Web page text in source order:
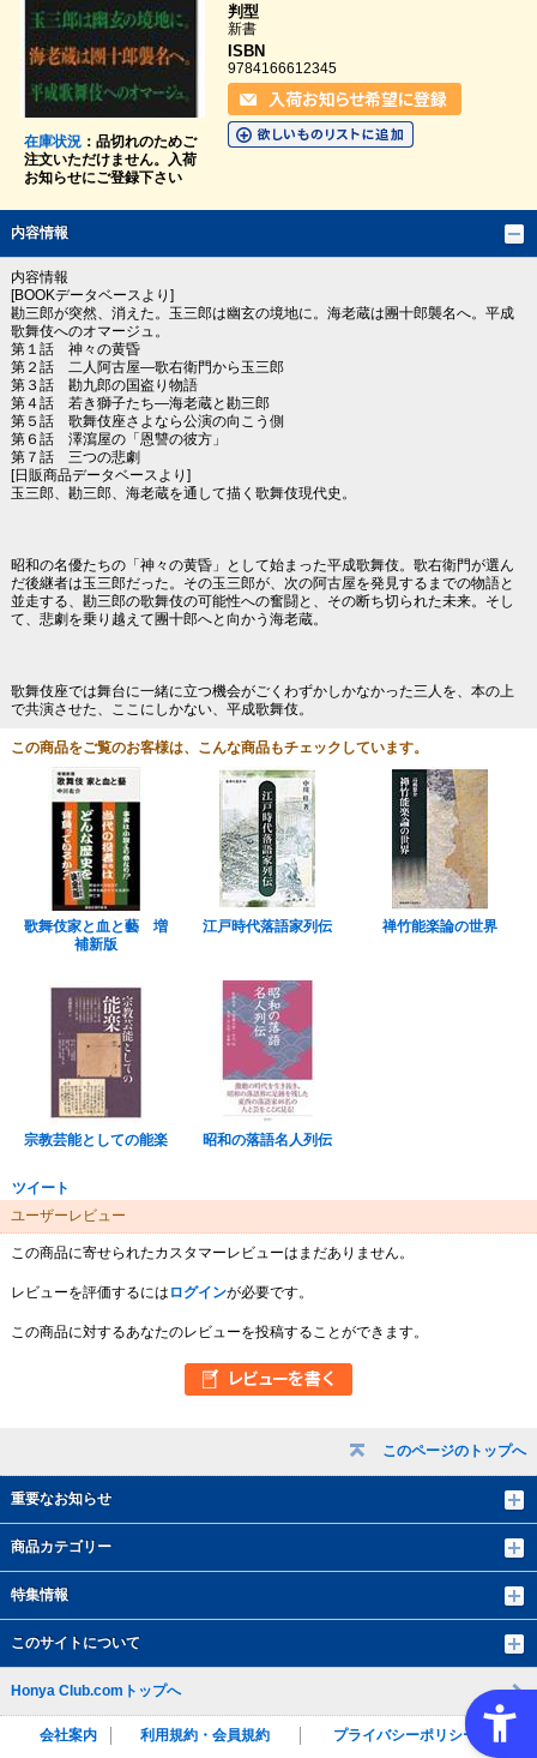
このページのトップへ
重要なお知らせ
商品カテゴリー
特集情報
このサイトについて
在庫状況：品切れのためご
注文いただけません。入荷
お知らせにご登録下さい
判型
新書
ISBN
9784166612345
内容情報
内容情報
[BOOKデータベースより]
勘三郎が突然、消えた。玉三郎は幽玄の境地に。海老蔵は團十郎襲名へ。平成
歌舞伎へのオマージュ。
第１話 神々の黄昏
第２話 二人阿古屋―歌右衛門から玉三郎
第３話 勘九郎の国盗り物語
第４話 若き獅子たち―海老蔵と勘三郎
第５話 歌舞伎座さよなら公演の向こう側
第６話 澤瀉屋の「恩讐の彼方」
第７話 三つの悲劇
[日販商品データベースより]
玉三郎、勘三郎、海老蔵を通して描く歌舞伎現代史。
昭和の名優たちの「神々の黄昏」として始まった平成歌舞伎。歌右衛門が選ん
だ後継者は玉三郎だった。その玉三郎が、次の阿古屋を発見するまでの物語と
並走する、勘三郎の歌舞伎の可能性への奮闘と、その断ち切られた未来。そし
て、悲劇を乗り越えて團十郎へと向かう海老蔵。
歌舞伎座では舞台に一緒に立つ機会がごくわずかしかなかった三人を、本の上
で共演させた、ここにしかない、平成歌舞伎。
この商品をご覧のお客様は、こんな商品もチェックしています。
歌舞伎家と血と藝 増
補新版
江戸時代落語家列伝 禅竹能楽論の世界
宗教芸能としての能楽 昭和の落語名人列伝
ツイート
ユーザーレビュー
この商品に寄せられたカスタマーレビューはまだありません。
レビューを評価するには ログインが必要です。
この商品に対するあなたのレビューを投稿することができます。
Honya Club.comトップへ
会社案内 利用規約・会員規約
プライバシーポリシー